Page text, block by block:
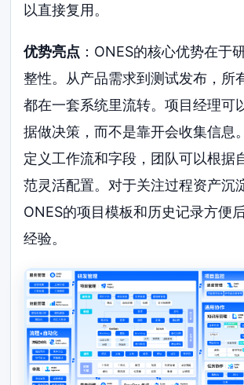
以直接复用。
优势亮点 ：ONES的核心优势在于
整性。从产品需求到测试发布，所
都在一套系统里流转。项目经理可
据做决策，而不是靠开会收集信息
定义工作流和字段，团队可以根据
范灵活配置。对于关注过程资产沉
ONES的项目模板和历史记录方便
经验。